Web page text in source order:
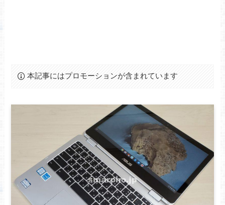
本記事にはプロモーションが含まれています